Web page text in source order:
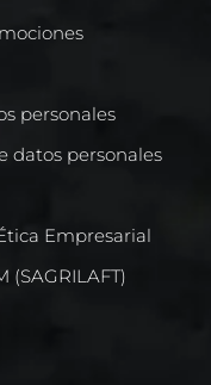
personales
datos personales
Empresarial
(SAGRILAFT)